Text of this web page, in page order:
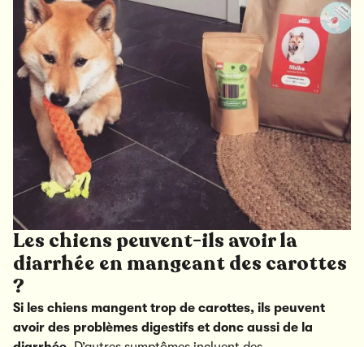
Les chiens peuvent-ils avoir la
diarrhée en mangeant des carottes
?
Si les chiens mangent trop de carottes, ils peuvent
avoir des problèmes digestifs et donc aussi de la